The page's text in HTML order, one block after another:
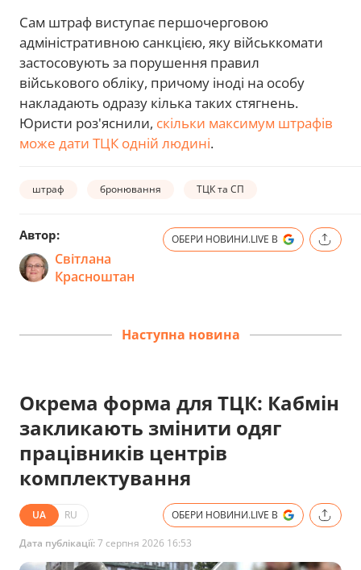
Сам штраф виступає першочерговою
адміністративною санкцією, яку військкомати
застосовують за порушення правил
військового обліку, причому іноді на особу
накладають одразу кілька таких стягнень.
Юристи роз'яснили, скільки максимум штрафів
може дати ТЦК одній людині.
штраф бронювання ТЦК та СП
Автор:
Світлана
Красноштан
ОБЕРИ НОВИНИ.LIVE В
Наступна новина
Окрема форма для ТЦК: Кабмін
закликають змінити одяг
працівників центрів
комплектування
UA RU ОБЕРИ НОВИНИ.LIVE В
Дата публікації:7 серпня 2026 16:53